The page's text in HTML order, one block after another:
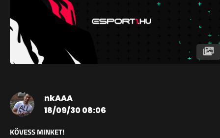
nkAAA
18/09/30 08:06
KÖVESS MINKET!